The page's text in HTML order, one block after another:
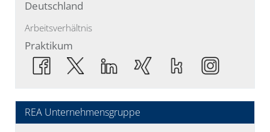
Deutschland
Arbeitsverhältnis
Praktikum
REA Unternehmensgruppe